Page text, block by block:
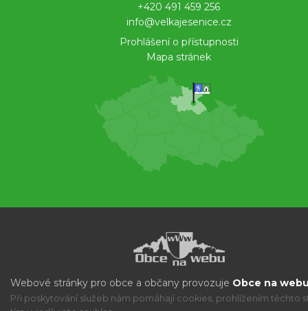
+420 491 459 256
info@velkajesenice.cz
Prohlášení o přístupnosti
Mapa stránek
Webové stránky pro obce a občany provozuje Obce na
Při poskytování služeb nám pomáhají cookies, prohlížením těchto